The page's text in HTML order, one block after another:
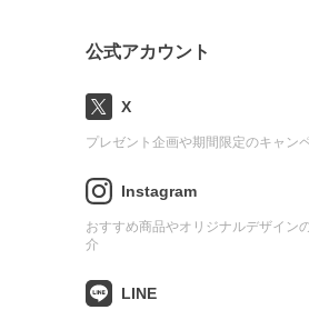
公式アカウント
X
プレゼント企画や期間限定のキャン
Instagram
おすすめ商品やオリジナルデザイン
介
LINE